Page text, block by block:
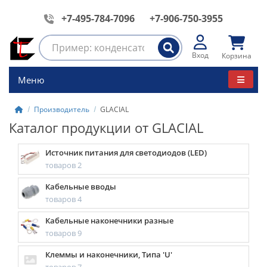
+7-495-784-7096 +7-906-750-3955
Вход Корзина
Меню
Производитель GLACIAL
Каталог продукции от GLACIAL
Источник питания для светодиодов (LED)
товаров 2
Кабельные вводы
товаров 4
Кабельные наконечники разные
товаров 9
Клеммы и наконечники, Типа 'U'